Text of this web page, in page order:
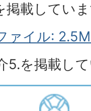
掲載してい
ァイル:
5.を掲載し